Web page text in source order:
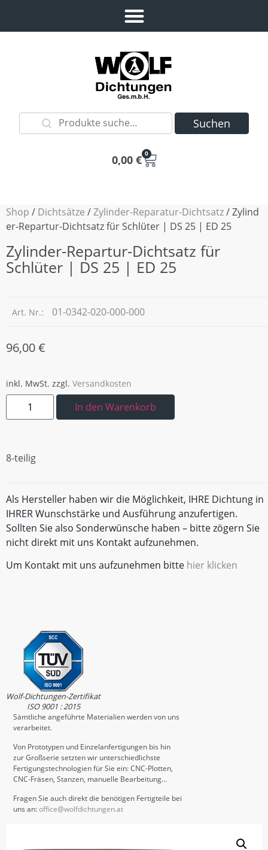
Suchen
0,00 € 0
Shop / Dichtsätze /Zylinder-Reparatur-Dichtsatz/ Zylind
er-Repartur-Dichtsatz für Schlüter | DS 25 | ED 25
Zylinder-Repartur-Dichtsatz für
Schlüter | DS 25 | ED 25
Art. Nr.: 01-0342-020-000-000
96,00€
inkl. MwSt. zzgl. Versandkosten
In den Warenkorb
8-teilig
Als Hersteller haben wir die Möglichkeit, IHRE Dichtung in
IHRER Wunschstärke und Ausführung anzufertigen.
Sollten Sie also Sonderwünsche haben – bitte zögern Sie
nicht direkt mit uns Kontakt aufzunehmen.
Um Kontakt mit uns aufzunehmen bitte hier klicken
Wolf-Dichtungen-Zertifikat
ISO 9001 : 2015
Sämtliche angeführte Materialien werden von uns
verarbeitet.
Von Prototypen und Einzelanfertigungen bis hin
zur Großserie setzten wir unterschiedlichste
Fertigungstechnologien für Sie ein: CNC-Plotten,
CNC-Fräsen, Stanzen, manuelle Bearbeitung…
Fragen Sie auch direkt die benötigen Fertigteile bei
uns an:office@wolfdichtungen.at